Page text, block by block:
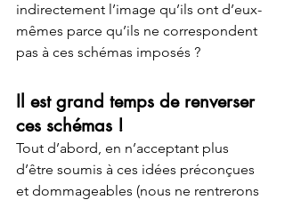
indirectement l’image qu’ils ont d’eux-
mêmes parce qu’ils ne correspondent
pas à ces schémas imposés ?
Il est grand temps de renverser
ces schémas !
Tout d’abord, en n’acceptant plus
d’être soumis à ces idées préconçues
et dommageables (nous ne rentrerons